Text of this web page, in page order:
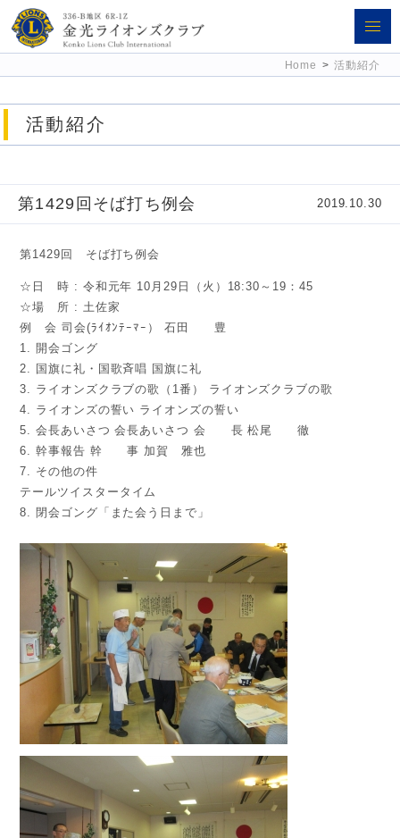
金光ライオンズクラブ 336-B地区
6R-1Z
Home > 活動紹介
活動紹介
2019.10.30
第1429回そば打ち例会
第1429回 そば打ち例会
☆日 時 : 令和元年 10月29日（火）18:30～19：45
☆場 所 : 土佐家
例 会 司会(ﾗｲｵﾝﾃｰﾏｰ） 石田 豊
1. 開会ゴング
2. 国旗に礼・国歌斉唱 国旗に礼
3. ライオンズクラブの歌（1番） ライオンズクラブの歌
4. ライオンズの誓い ライオンズの誓い
5. 会長あいさつ 会長あいさつ 会 長 松尾 徹
6. 幹事報告 幹 事 加賀 雅也
7. その他の件
テールツイスタータイム
8. 閉会ゴング「また会う日まで」